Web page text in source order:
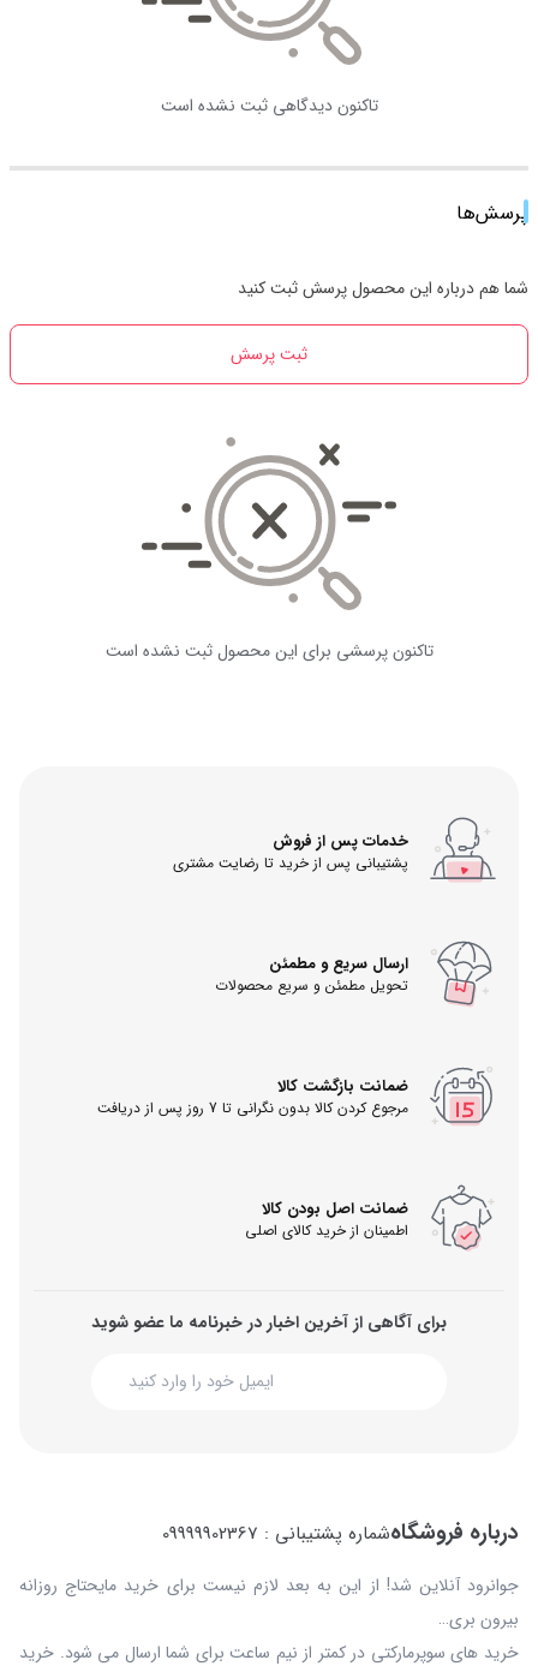
تاکنون دیدگاهی ثبت نشده است
پرسش‌ها
شما هم درباره این محصول پرسش ثبت کنید
ثبت پرسش
تاکنون پرسشی برای این محصول ثبت نشده است
خدمات پس از فروش
پشتیبانی پس از خرید تا رضایت مشتری
ارسال سریع و مطمئن
تحویل مطمئن و سریع محصولات
ضمانت بازگشت کالا
مرجوع کردن کالا بدون نگرانی تا 7 روز پس از دریافت
ضمانت اصل بودن کالا
اطمینان از خرید کالای اصلی
برای آگاهی از آخرین اخبار در خبرنامه ما عضو شوید
درباره فروشگاهشماره پشتیبانی : 09999902367
جوانرود آنلاین شد! از این به بعد لازم نیست برای خرید مایحتاج روزانه
بیرون بری…
خرید های سوپرمارکتی در کمتر از نیم ساعت برای شما ارسال می شود. خرید